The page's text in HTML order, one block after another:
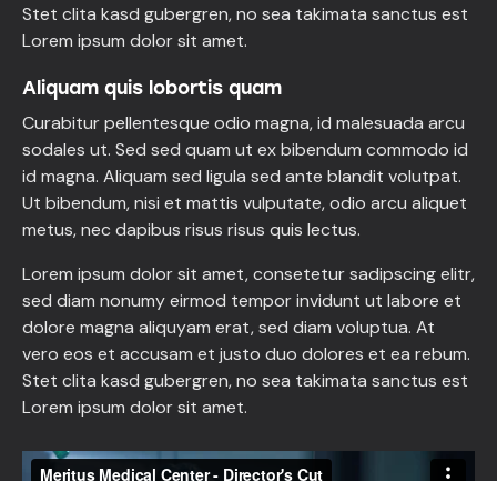
Stet clita kasd gubergren, no sea takimata sanctus est
Lorem ipsum dolor sit amet.
Aliquam quis lobortis quam
Curabitur pellentesque odio magna, id malesuada arcu
sodales ut. Sed sed quam ut ex bibendum commodo id
id magna. Aliquam sed ligula sed ante blandit volutpat.
Ut bibendum, nisi et mattis vulputate, odio arcu aliquet
metus, nec dapibus risus risus quis lectus.
Lorem ipsum dolor sit amet, consetetur sadipscing elitr,
sed diam nonumy eirmod tempor invidunt ut labore et
dolore magna aliquyam erat, sed diam voluptua. At
vero eos et accusam et justo duo dolores et ea rebum.
Stet clita kasd gubergren, no sea takimata sanctus est
Lorem ipsum dolor sit amet.